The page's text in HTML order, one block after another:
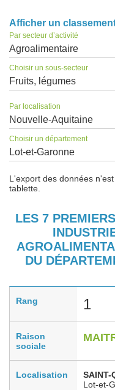
Afficher un
Par secteur d’activité
Agroalimentaire
Choisir un sous-secteur
Fruits, légumes
Par localisation
Nouvelle-Aquitaine
Choisir un département
Lot-et-Garonne
L'export des données
tablette.
LES 7
DU
Rang 1
Raison
sociale
Localisation
SAINT-
Lot-et-